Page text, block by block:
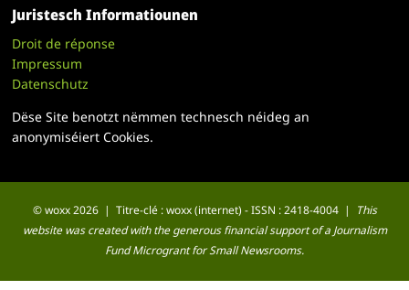
Juristesch Informatiounen
Droit de réponse
Impressum
Datenschutz
Dëse Site benotzt nëmmen technesch néideg an
anonymiséiert Cookies.
© woxx 2026 | Titre-clé : woxx (internet) - ISSN : 2418-4004 |
This
website was created with the generous financial support of a Journalism
Fund Microgrant for Small Newsrooms.